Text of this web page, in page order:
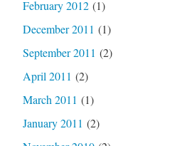
February 2012(1)
December 2011 (1)
September 2011 (2)
April 2011 (2)
March 2011 (1)
January 2011 (2)